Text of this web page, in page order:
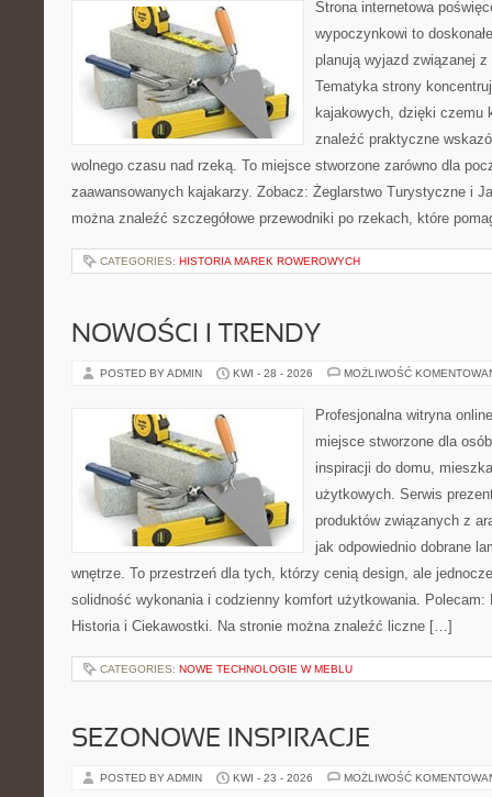
Strona internetowa
wypoczynkowi to
planują wyjazd związanej
Tematyka strony
kajakowych, dzięki czemu
znaleźć praktyczne
wolnego czasu nad rzeką. To miejsce stworzone zarówno dla
zaawansowanych kajakarzy. Zobacz: Żeglarstwo Turystyczne i
można znaleźć szczegółowe przewodniki po rzekach, które
CATEGORIES: HISTORIA MAREK ROWEROWYCH
NOWOŚCI I TRENDY
POSTED BY ADMIN KWI - 28 - 2026 MOŻLIWOŚĆ
Profesjonalna witryna
miejsce stworzone dla
inspiracji do domu,
użytkowych. Serwis
produktów związanych z
jak odpowiednio dobrane
wnętrze. To przestrzeń dla tych, którzy cenią design, ale
solidność wykonania i codzienny komfort użytkowania. Polecam:
Historia i Ciekawostki. Na stronie można znaleźć liczne […]
CATEGORIES: NOWE TECHNOLOGIE W MEBLU
SEZONOWE INSPIRACJE
POSTED BY ADMIN KWI - 23 - 2026 MOŻLIWOŚĆ